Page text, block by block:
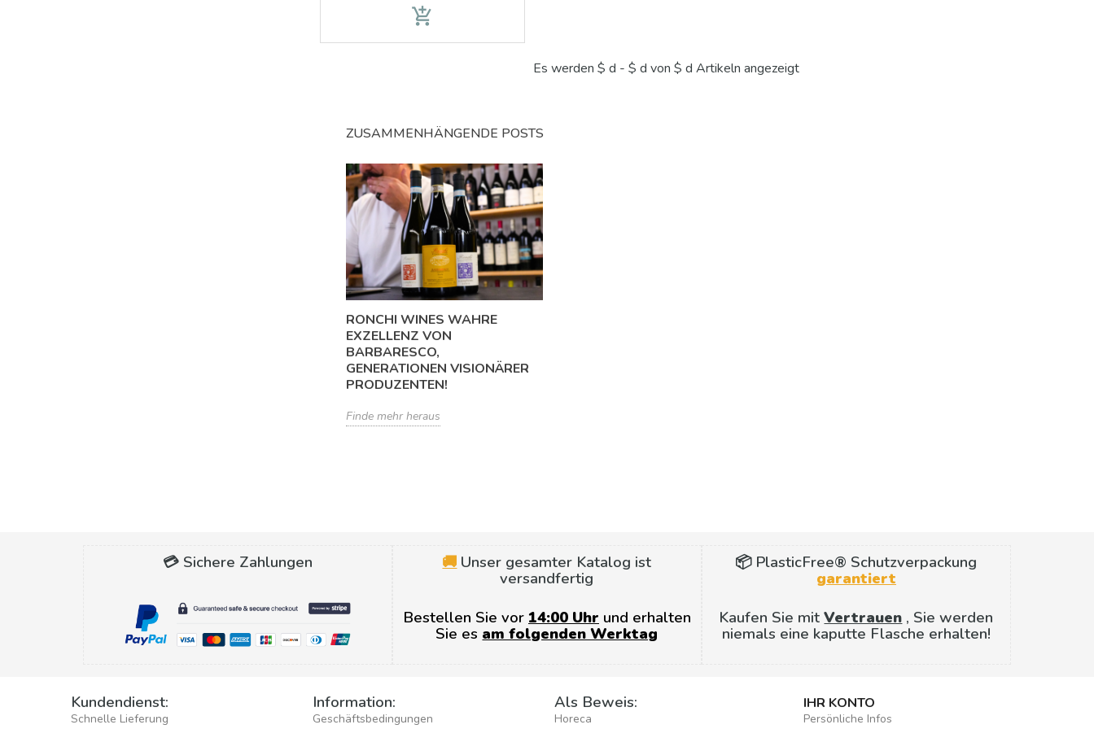
add_shopping_cart
Es werden $ d - $ d von $ d Artikeln angezeigt
ZUSAMMENHÄNGENDE POSTS
RONCHI WINES WAHRE
EXZELLENZ VON
BARBARESCO,
GENERATIONEN VISIONÄRER
PRODUZENTEN!
Finde mehr heraus
💳 Sichere Zahlungen 🚚 Unser gesamter Katalog ist
versandfertig
Bestellen Sie vor 14:00 Uhr und erhalten
Sie es am folgenden Werktag
📦 PlasticFree® Schutzverpackung
garantiert
Kaufen Sie mitVertrauen , Sie werden
niemals eine kaputte Flasche erhalten!
Kundendienst:
Schnelle Lieferung
Information:
Geschäftsbedingungen
Als Beweis:
Horeca
IHR KONTO
Persönliche Infos